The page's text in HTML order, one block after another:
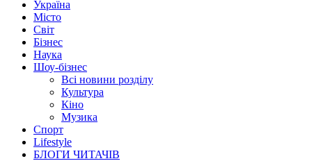
Україна
Місто
Світ
Бізнес
Наука
Шоу-бізнес
Всі новини розділу
Культура
Кіно
Музика
Спорт
Lifestyle
БЛОГИ ЧИТАЧІВ